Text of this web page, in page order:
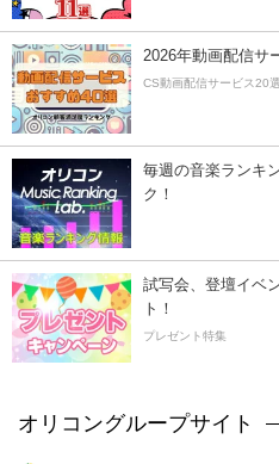
2026年動画配信サ
CS動画配信サービス20選
毎週の音楽ランキ
ク！
試写会、登壇イベ
ト！
プレゼント特集
オリコングループサイト